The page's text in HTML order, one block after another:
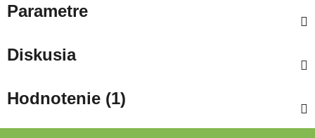
Parametre
Diskusia
Hodnotenie (1)